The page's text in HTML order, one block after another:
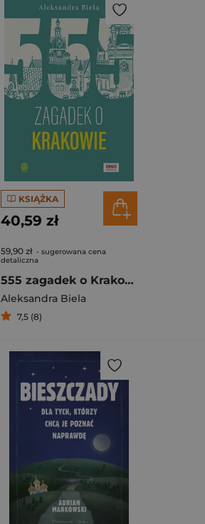
KSIĄŻKA
40,59 zł
59,90 zł - sugerowana cena
detaliczna
555 zagadek o Krakowie
Aleksandra Biela
7,5 (8)